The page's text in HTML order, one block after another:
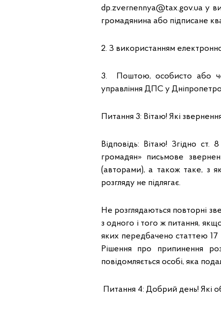
dp.zvernennya@tax.gov.ua у
громадянина або підписане
2. З використанням
3. Поштою, особисто або
управління ДПС у
Питання 3: Вітаю! Які
Відповідь: Вітаю! Згідно
громадян» письмове
(авторами), а також таке, з
розгляду не підлягає.
Не розглядаються повторні
з одного і того ж питання,
яких передбачено статтею 17
Рішення про припинення
повідомляється особі, яка
Питання 4: Добрий день! Які